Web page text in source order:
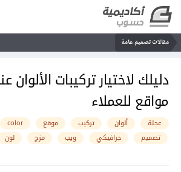
مقالات تصميم عامة
دليلك لاختيار تركيبات الألوان
مواقع للعملاء
عجلة ألوان تركيب موقع color
تصميم
جرافيكي ويب مزج لون